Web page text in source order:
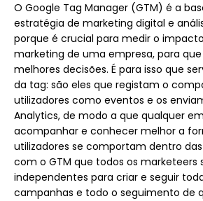
O Google Tag Manager (GTM) é a
estratégia de marketing digital e
porque é crucial para medir o
marketing de uma empresa, para
melhores decisões. É para isso que
da tag: são eles que registam o
utilizadores como eventos e os
Analytics, de modo a que qualquer
acompanhar e conhecer melhor a
utilizadores se comportam dentro
com o GTM que todos os marketeers
independentes para criar e seguir
campanhas e todo o seguimento de